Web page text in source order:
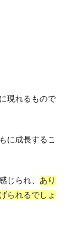
現れるもので
に成長するこ
じられ、 あり
られるでしょ